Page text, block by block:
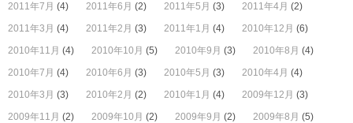
2011年7月 (4) 2011年6月 (2) 2011年5月 (3) 2011年4月 (2)
2011年3月 (4) 2011年2月 (3) 2011年1月 (4) 2010年12月 (6)
2010年11月 (4) 2010年10月 (5) 2010年9月 (3) 2010年8月 (4)
2010年7月 (4) 2010年6月 (3) 2010年5月 (3) 2010年4月 (4)
2010年3月 (3) 2010年2月 (2) 2010年1月 (4) 2009年12月 (3)
2009年11月 (2) 2009年10月 (2) 2009年9月 (2) 2009年8月 (5)